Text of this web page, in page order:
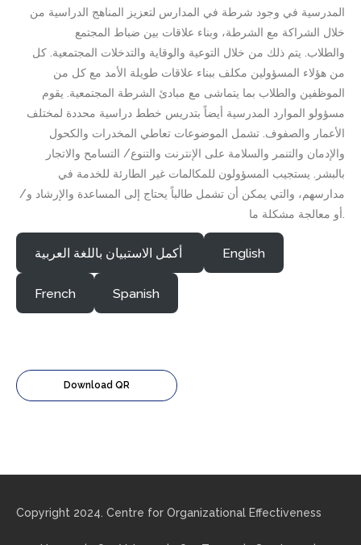
المدرسية في وجود شرطة في المدارس لتعزيز المناهج الدراسية من
خلال الشراكة مع الشرطة، وبناء علاقات بين ضباط المجتمع
والطلاب. يتم ذلك من خلال التوعية والوقاية والتدخلات المجتمعية. كل
من هؤلاء المسؤولين مكلف ببناء علاقات طويلة الأمد مع كل من
الموظفين والطلاب بما يتماشى مع مبادئ الشرطة المجتمعية. يقوم
مسؤولو الموارد المدرسية أيضاً بتدريس خطط دراسية محددة لمختلف
الأعمار والصفوف. تشمل الموضوعات تعاطي المخدرات والكحول
والإدمان والتنمر والسلامة على الإنترنت والتنوع/ التسامح والاتجار
بالبشر. يستجيب المسؤولون للمكالمات غير الطارئة للخدمة في
مدارسهم، والتي يمكن أن تشمل طالباً يحتاج إلى المساعدة والإرشاد و/
أو معالجة مشكلة ما.
English
French Spanish
Download QR
Copyright 2024. Centre for Organizational Effectiveness